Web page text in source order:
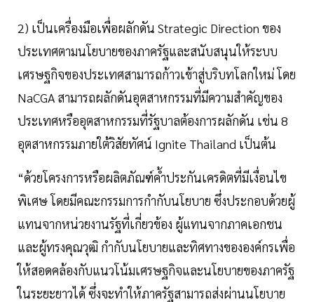
2) เป็นเครื่องมือเพื่อผลักดัน Strategic Direction ของ
ประเทศตามนโยบายของภาครัฐและสนับสนุนให้ระบบ
เศรษฐกิจของประเทศสามารถก้าวเข้าสู่บริบทโลกใหม่ โดย
NaCGA สามารถผลักดันอุตสาหกรรมที่มีความสำคัญของ
ประเทศหรืออุตสาหกรรมที่รัฐบาลต้องการผลักดัน เช่น 8
อุตสาหกรรมภายใต้วิสัยทัศน์ Ignite Thailand เป็นต้น
“ด้วยโครงการหรือผลิตภัณฑ์ค้ำประกันเครดิตที่มีเงื่อนไข
พิเศษ โดยมีคณะกรรมการกำกับนโยบาย ซึ่งประกอบด้วยผู้
แทนจากหน่วยงานรัฐที่เกี่ยวข้อง ผู้แทนจากภาคเอกชน
และผู้ทรงคุณวุฒิ กำกับนโยบายและทิศทางขององค์กรเพื่อ
ให้สอดคล้องกับแนวโน้มเศรษฐกิจและนโยบายของภาครัฐ
ในระยะยาวได้ ซึ่งจะทำให้ภาครัฐสามารถส่งผ่านนโยบาย